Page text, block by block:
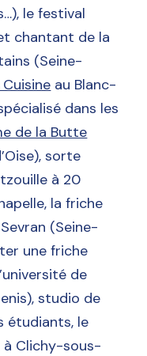
le festival
chantant de la
(Seine-
au Blanc-
dans les
de la Butte
sorte
à 20
la friche
(Seine-
une friche
de
studio de
étudiants, le
à Clichy-sous-